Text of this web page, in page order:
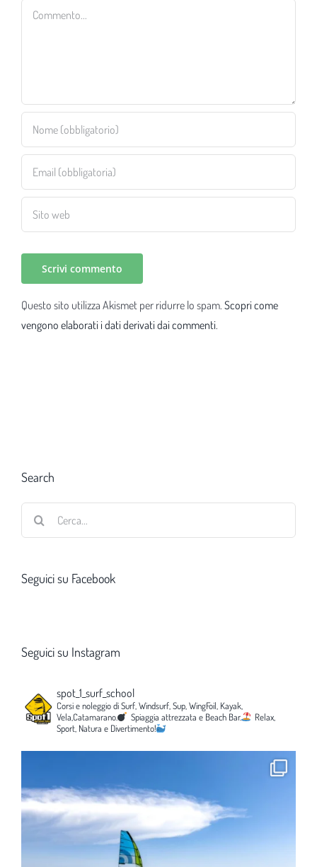
Commento
Questo sito utilizza Akismet per ridurre lo spam. Scopri come
vengono elaborati i dati derivati dai commenti.
Search
Seguici su Facebook
Seguici su Instagram
spot_1_surf_school
Corsi e noleggio di Surf, Windsurf, Sup, WingFoil, Kayak,
Vela,Catamarano.
Spiaggia attrezzata e Beach Bar.
Relax,
Sport, Natura e Divertimento!